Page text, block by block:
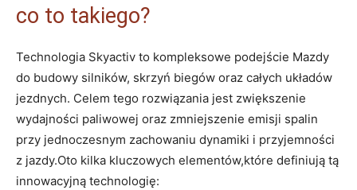
co​ to takiego?
Technologia Skyactiv to ‍kompleksowe podejście Mazdy
‍do budowy silników, skrzyń​ biegów ‌oraz ⁤całych układów
jezdnych. Celem‌ tego⁣ rozwiązania⁣ jest zwiększenie
wydajności paliwowej oraz zmniejszenie emisji spalin
⁤przy​ jednoczesnym zachowaniu dynamiki i przyjemności
z jazdy.Oto kilka kluczowych elementów,które definiują tą
innowacyjną technologię: